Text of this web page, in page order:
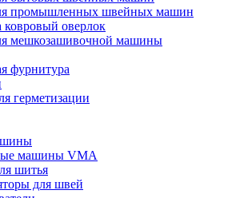
промышленных швейных машин
оверлок
мешкозашивочной машины
фурнитура
герметизации
машины VMA
шитья
для швей